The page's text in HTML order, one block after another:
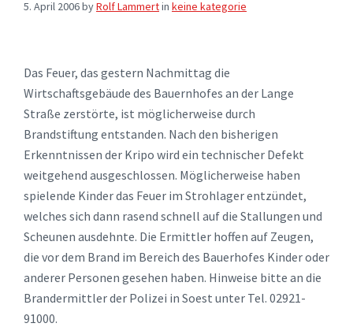
5. April 2006byRolf Lammertin keine kategorie
Das Feuer, das gestern Nachmittag die
Wirtschaftsgebäude des Bauernhofes an der Lange
Straße zerstörte, ist möglicherweise durch
Brandstiftung entstanden. Nach den bisherigen
Erkenntnissen der Kripo wird ein technischer Defekt
weitgehend ausgeschlossen. Möglicherweise haben
spielende Kinder das Feuer im Strohlager entzündet,
welches sich dann rasend schnell auf die Stallungen und
Scheunen ausdehnte. Die Ermittler hoffen auf Zeugen,
die vor dem Brand im Bereich des Bauerhofes Kinder oder
anderer Personen gesehen haben. Hinweise bitte an die
Brandermittler der Polizei in Soest unter Tel. 02921-
91000.